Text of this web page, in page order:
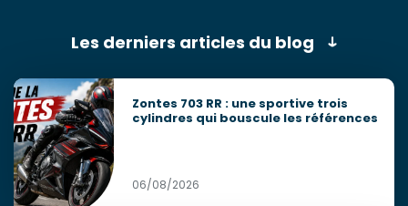
Les derniers articles du blog
Zontes 703 RR : une sportive trois
cylindres qui bouscule les références
06/08/2026